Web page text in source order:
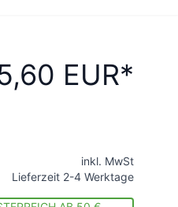
EUR
inkl. MwSt
Lieferzeit 2-4 Werktage